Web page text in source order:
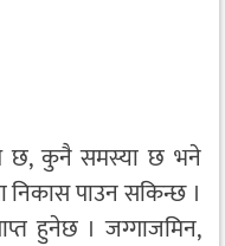
छ, कुनै समस्या छ भने
निकास पाउन सकिन्छ ।
हुनेछ । जग्गाजमिन,